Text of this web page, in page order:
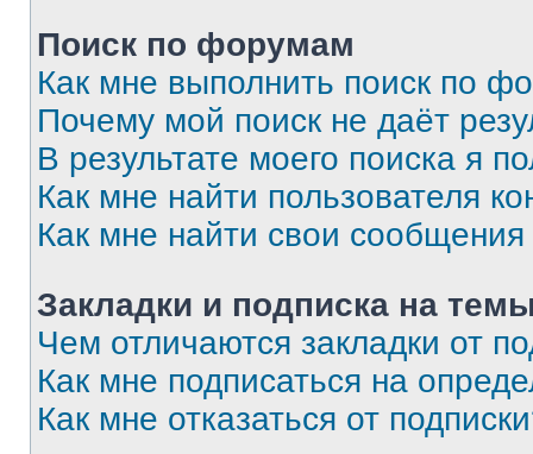
Поиск по форумам
Как мне выполнить поиск по
Почему мой поиск не даёт
В результате моего поиска я
Как мне найти пользователя
Как мне найти свои
Закладки и подписка на
Чем отличаются закладки от
Как мне подписаться на
Как мне отказаться от